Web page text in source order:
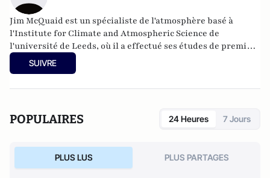
Jim McQuaid est un spécialiste de l'atmosphère basé à
l'Institute for Climate and Atmospheric Science de
l'université de Leeds, où il a effectué ses études de premier
et de deuxième cycle. Ses recherches sont principalement
axées sur l'observation de la composition des espèces en
SUIVRE
POPULAIRES 24 Heures 7 Jours
PLUS LUS PLUS PARTAGES